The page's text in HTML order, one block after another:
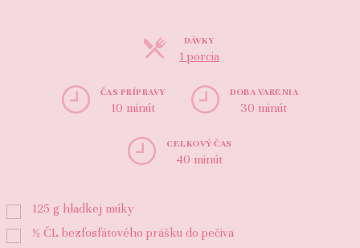
DÁVKY
1 porcia
ČAS PRÍPRAVY
10 minút
DOBA VARENIA
30 minút
CELKOVÝ ČAS
40 minút
125 g hladkej múky
½ ČL bezfosfátového prášku do pečiva